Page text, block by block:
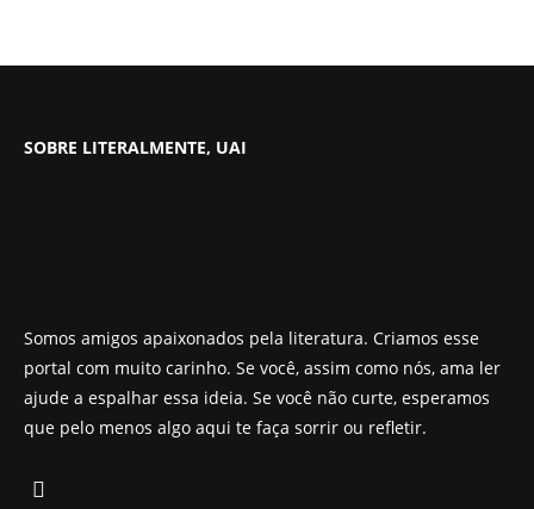
SOBRE LITERALMENTE, UAI
Somos amigos apaixonados pela literatura. Criamos esse
portal com muito carinho. Se você, assim como nós, ama ler
ajude a espalhar essa ideia. Se você não curte, esperamos
que pelo menos algo aqui te faça sorrir ou refletir.